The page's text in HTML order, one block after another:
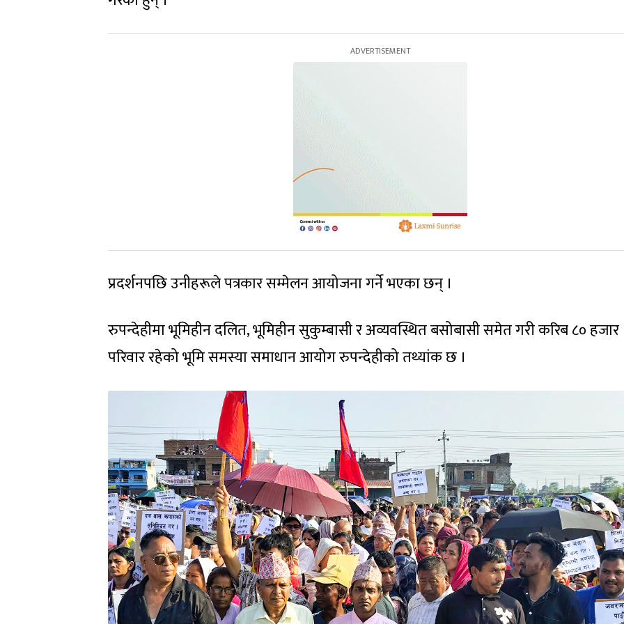
प्रदर्शनपछि उनीहरूले पत्रकार सम्मेलन आयोजना गर्ने भएका छन् ।
रुपन्देहीमा भूमिहीन दलित, भूमिहीन सुकुम्बासी र अव्यवस्थित बसोबासी समेत गरी करिब ८० हजार
परिवार रहेको भूमि समस्या समाधान आयोग रुपन्देहीको तथ्यांक छ ।